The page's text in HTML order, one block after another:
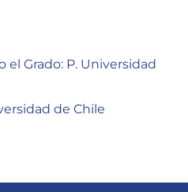
Grado: P. Universidad
de Chile